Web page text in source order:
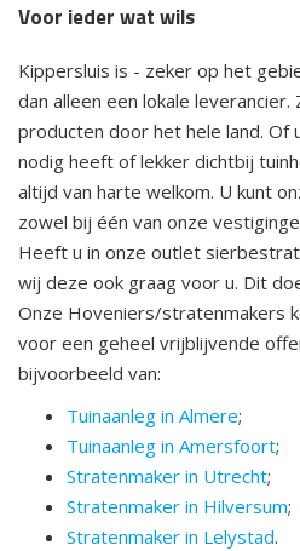
Voor ieder wat wils
Kippersluis is - zeker op het
dan alleen een lokale
producten door het hele land. Of
nodig heeft of lekker dichtbij
altijd van harte welkom. U kunt
zowel bij één van onze
Heeft u in onze outlet
wij deze ook graag voor u. Dit
Onze Hoveniers/stratenmakers
voor een geheel vrijblijvende
bijvoorbeeld van:
Tuinaanleg in Almere;
Tuinaanleg in Amersfoort;
Stratenmaker in Utrecht;
Stratenmaker in Hilversum;
Stratenmaker in Lelystad.